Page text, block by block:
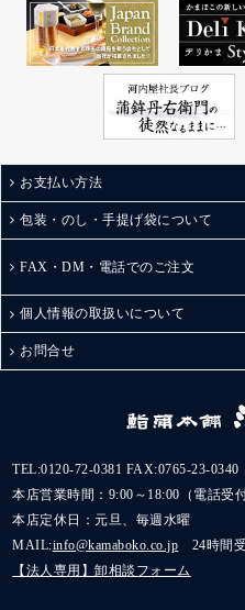
お支払い方法
包装・のし・手提げ袋について
FAX・DM・電話でのご注文
個人情報の取扱いについて
お問合せ
TEL:0120-72-0381 FAX:0765-23-0340
本店営業時間：9:00～18:00（電話受
本店定休日：元旦、毎週水曜
MAIL:info@kamaboko.co.jp 24時間
【法人専用】卸相談フォーム